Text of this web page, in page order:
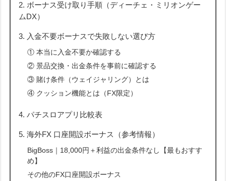
2. ボーナス受け取り手順（ディーチェ・ミリオンゲー
ムDX）
3. 入金不要ボーナスで失敗しない選び方
① 本当に入金不要か確認する
② 景品交換・出金条件を事前に確認する
③ 賭け条件（ウェイジャリング）とは
④ クッション機能とは（FX限定）
4. パチスロアプリ比較表
5. 海外FX 口座開設ボーナス（参考情報）
BigBoss｜18,000円＋利益の出金条件なし【最もおすす
め】
その他のFX口座開設ボーナス